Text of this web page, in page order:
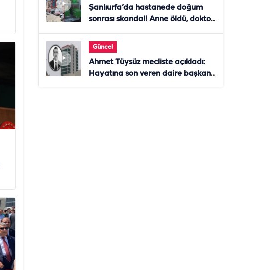
Şanlıurfa’da hastanede doğum
sonrası skandal! Anne öldü, doktor
Güncel
Ahmet Tüysüz mecliste açıkladı:
Hayatına son veren daire başkanı